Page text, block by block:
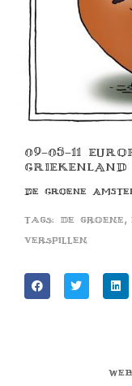
09-05-11
GRIEKENLAND
DE GROENE
Tags: de groene,
verspillen